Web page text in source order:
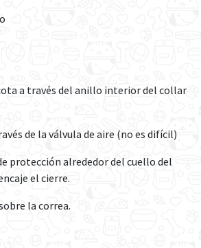
a través del anillo interior del collar
de la válvula de aire (no es difícil)
protección alrededor del cuello del
el cierre.
la correa.